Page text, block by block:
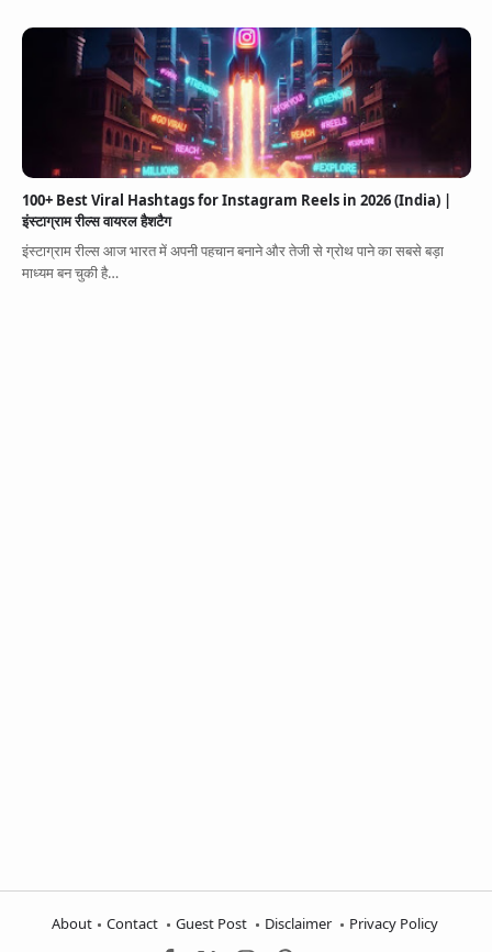
100+ Best Viral Hashtags for Instagram Reels in 2026 (India) |
इंस्टाग्राम रील्स वायरल हैशटैग
इंस्टाग्राम रील्स आज भारत में अपनी पहचान बनाने और तेजी से ग्रोथ पाने का सबसे बड़ा
माध्यम बन चुकी है…
About Contact Guest Post Disclaimer Privacy Policy